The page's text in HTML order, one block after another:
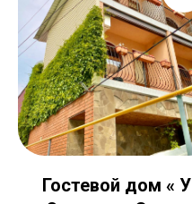
Гостевой дом « У